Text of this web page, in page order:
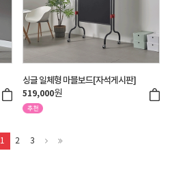
싱글 일체형 마블보드[자석게시판]
519,000원
1 2 3